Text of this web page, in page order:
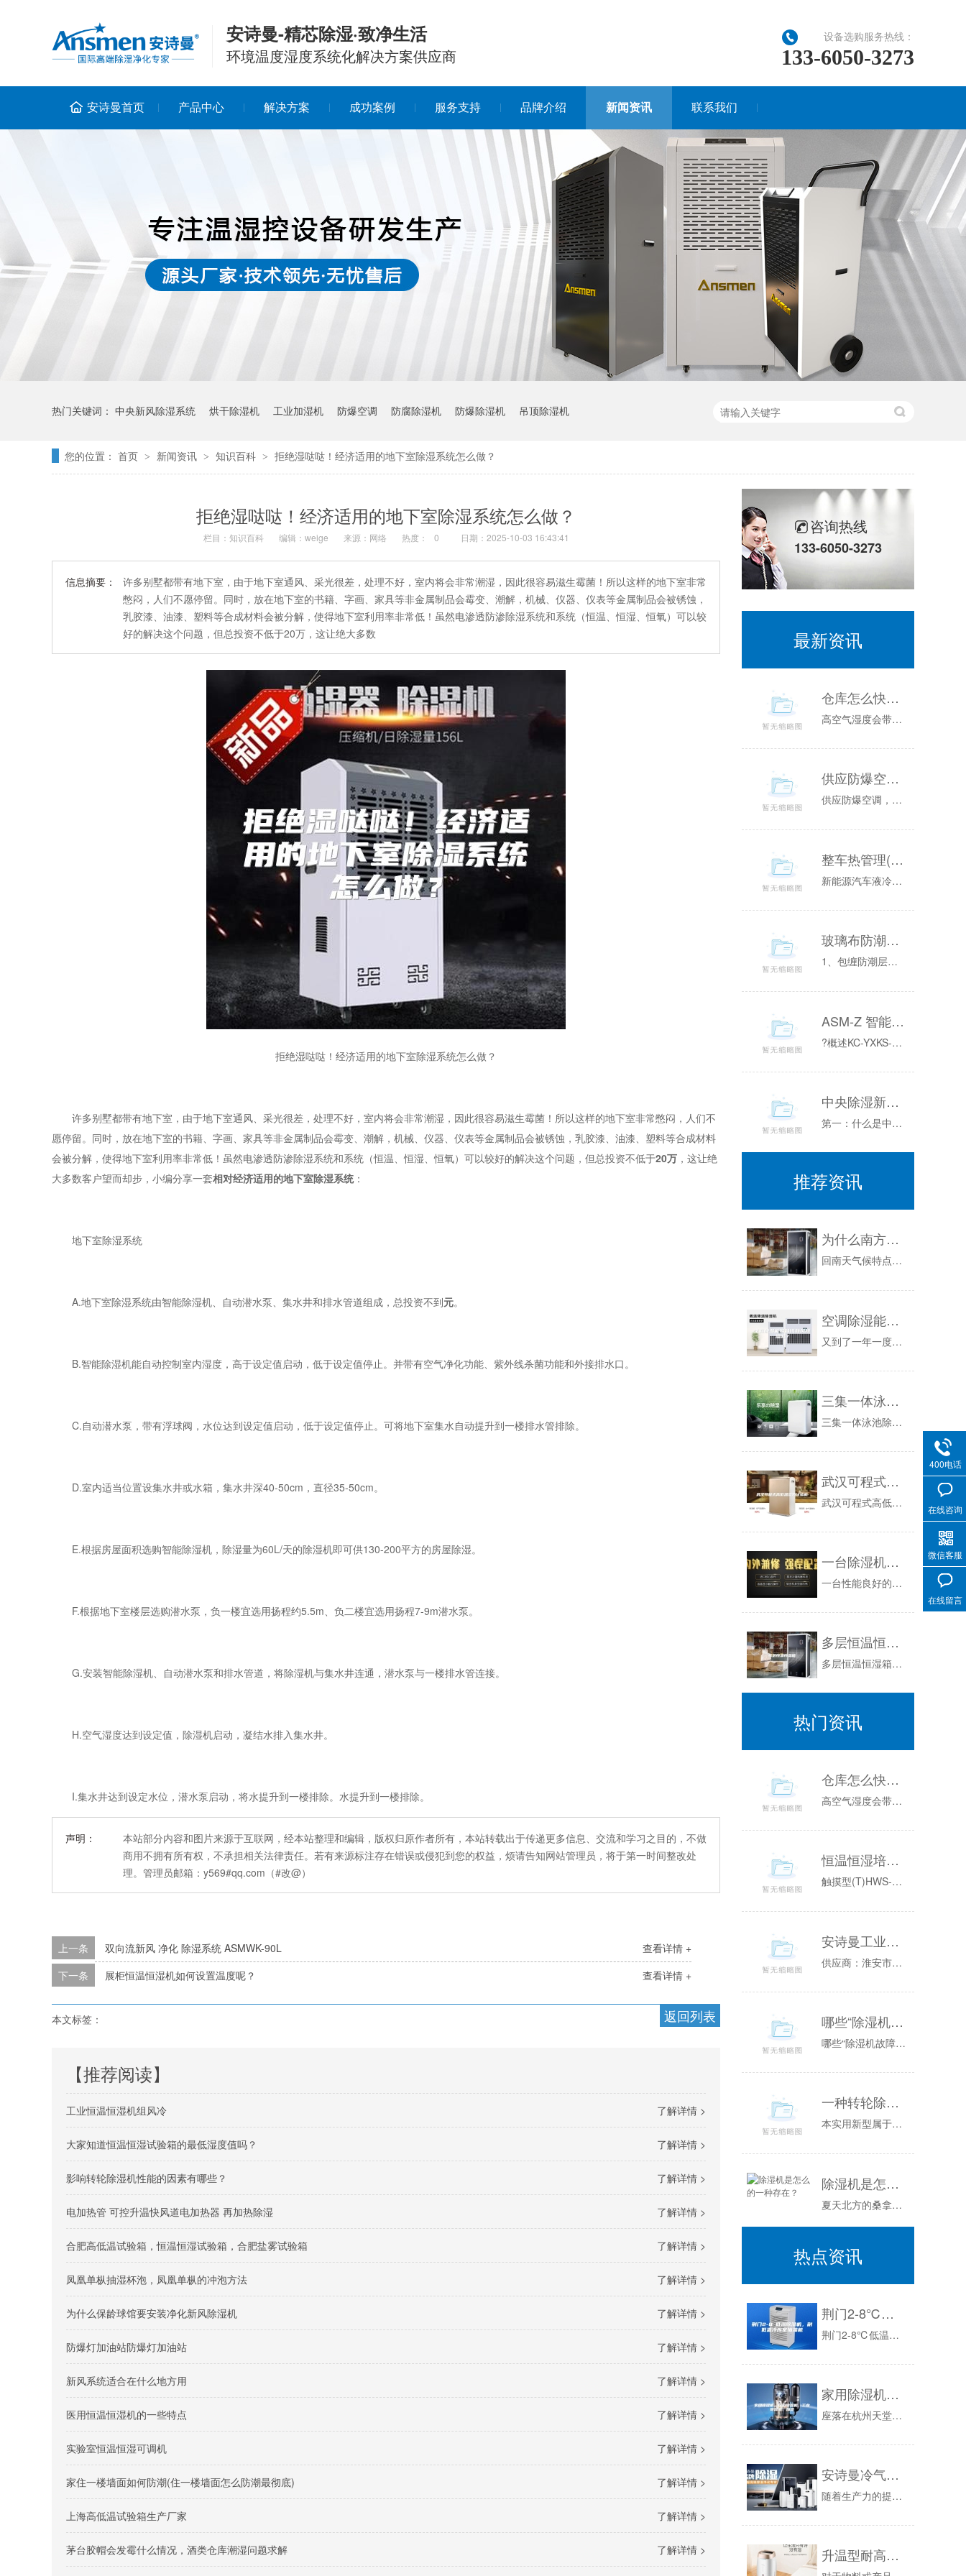
安诗曼-精芯除湿·致净生活
环境温度湿度系统化解决方案供应商
设备选购服务热线：
133-6050-3273
安诗曼首页 产品中心 解决方案 成功案例 服务支持 品牌介绍 新闻资讯 联系我们
热门关键词： 中央新风除湿系统 烘干除湿机 工业加湿机 防爆空调 防腐除湿机 防爆除湿机 吊顶除湿机
您的位置： 首页 > 新闻资讯 > 知识百科 > 拒绝湿哒哒！经济适用的地下室除湿系统怎么做？
拒绝湿哒哒！经济适用的地下室除湿系统怎么做？
栏目： 知识百科 编辑：weige 来源：网络 热度： 0 日期：2025-10-03 16:43:41
信息摘要：
许多别墅都带有地下室，由于地下室通风、采光很差，处理不好，室内将会非常潮湿，因此很容易滋生霉菌！所以这样的地下室非常
憋闷，人们不愿停留。同时，放在地下室的书籍、字画、家具等非金属制品会霉变、潮解，机械、仪器、仪表等金属制品会被锈蚀，
乳胶漆、油漆、塑料等合成材料会被分解，使得地下室利用率非常低！虽然电渗透防渗除湿系统和系统（恒温、恒湿、恒氧）可以较
好的解决这个问题，但总投资不低于20万，这让绝大多数
拒绝湿哒哒！经济适用的地下室除湿系统怎么做？
许多别墅都带有地下室，由于地下室通风、采光很差，处理不好，室内将会非常潮湿，因此很容易滋生霉菌！所以这样的地下室非常憋闷，人们不
愿停留。同时，放在地下室的书籍、字画、家具等非金属制品会霉变、潮解，机械、仪器、仪表等金属制品会被锈蚀，乳胶漆、油漆、塑料等合成材料
会被分解，使得地下室利用率非常低！虽然电渗透防渗除湿系统和系统（恒温、恒湿、恒氧）可以较好的解决这个问题，但总投资不低于20万 ，这让绝
大多数客户望而却步，小编分享一套相对经济适用的地下室除湿系统：
地下室除湿系统
A.地下室除湿系统由智能除湿机、自动潜水泵、集水井和排水管道组成，总投资不到元。
B.智能除湿机能自动控制室内湿度，高于设定值启动，低于设定值停止。并带有空气净化功能、紫外线杀菌功能和外接排水口。
C.自动潜水泵，带有浮球阀，水位达到设定值启动，低于设定值停止。可将地下室集水自动提升到一楼排水管排除。
D.室内适当位置设集水井或水箱，集水井深40-50cm，直径35-50cm。
E.根据房屋面积选购智能除湿机，除湿量为60L/天的除湿机即可供130-200平方的房屋除湿。
F.根据地下室楼层选购潜水泵，负一楼宜选用扬程约5.5m、负二楼宜选用扬程7-9m潜水泵。
G.安装智能除湿机、自动潜水泵和排水管道，将除湿机与集水井连通，潜水泵与一楼排水管连接。
H.空气湿度达到设定值，除湿机启动，凝结水排入集水井。
I.集水井达到设定水位，潜水泵启动，将水提升到一楼排除。水提升到一楼排除。
声明：
本站部分内容和图片来源于互联网，经本站整理和编辑，版权归原作者所有，本站转载出于传递更多信息、交流和学习之目的，不做
商用不拥有所有权，不承担相关法律责任。若有来源标注存在错误或侵犯到您的权益，烦请告知网站管理员，将于第一时间整改处
理。管理员邮箱：y569#qq.com（#改@）
查看详情 +
上一条
双向流新风 净化 除湿系统 ASMWK-90L
查看详情 +
下一条 展柜恒温恒湿机如何设置温度呢？
返回列表
本文标签：
【推荐阅读】
了解详情 >
工业恒温恒湿机组风冷
了解详情 >
大家知道恒温恒湿试验箱的最低湿度值吗？
了解详情 >
影响转轮除湿机性能的因素有哪些？
了解详情 >
电加热管 可控升温快风道电加热器 再加热除湿
了解详情 >
合肥高低温试验箱，恒温恒湿试验箱，合肥盐雾试验箱
了解详情 >
凤凰单枞抽湿杯泡，凤凰单枞的冲泡方法
了解详情 >
为什么保龄球馆要安装净化新风除湿机
了解详情 >
防爆灯加油站防爆灯加油站
了解详情 >
新风系统适合在什么地方用
了解详情 >
医用恒温恒湿机的一些特点
了解详情 >
实验室恒温恒湿可调机
了解详情 >
家住一楼墙面如何防潮(住一楼墙面怎么防潮最彻底)
了解详情 >
上海高低温试验箱生产厂家
了解详情 >
茅台胶帽会发霉什么情况，酒类仓库潮湿问题求解
咨询热线
133-6050-3273
最新资讯
仓库怎么快速除湿 仓库如何除湿
高空气湿度会带来室内湿度问题。当气温升高时，霉菌和细菌就会滋生。这对大家的生产、储存、生活和工作都是非常不利的。应该采取哪些有效措施？如遇连...
供应防爆空调，通化防爆空调厂家
供应防爆空调，通化防爆空调厂家:牌防爆空调在普通空调的基础上增加一些性能，让它成为防爆空调，所以防爆空调的外观和普通空调的外观差不多。主要是...
整车热管理(水冷／液冷高低温热工运行模拟仿真测试台)
新能源汽车液冷电池包热工测试(水冷式电池包热管理仿真分析)随着新能源动力电池发展，国家鼓励高密度、大功率、快速充放电新能源汽车的发展。原有的...
玻璃布防潮层刷TO是什么意思
1、包缠防潮层施工中，如采用聚氨酯保温管、聚乙烯薄膜等防潮材料时，应铺设平整接缝处搭接50mm，搭口用密封剂粘贴密实，防潮层外捆扎牢固。2、...
ASM-Z 智能除湿装置 采用半导体制冷技术
?概述KC-YXKS-Z智能型除湿装置是采用半导体制冷除湿方式,主动将密闭空间的潮湿空气在风扇的作用下吸入除湿风道,空气中的水汽经过半导体制...
中央除湿新风系统你理解的有多少？
第一：什么是中央新风系统？中央新风的传输方式采用置换式，而非空调气体的内循环原理和新旧气体混合的不健康做法，户外的新鲜空气通过负压方式会自动...
推荐资讯
为什么南方独有回南天，潮湿的日子里该怎么办？
回南天气候特点在每年的3月至4月，我国的华南或江南地区会形成一种特有的回南天气候，在此期间天气阴晴不定、非常潮湿，还会有小雨或大雾等现象产生...
空调除湿能够替代新风除湿吗？
又到了一年一度降水多的季节了。相对于往年，今年的雨水量好像格外的多，好多地方甚至都被洪水给淹了。这给人们不仅带来经济上的损失，也带来了健康上...
三集一体泳池除湿热泵系统的运行模式
三集一体泳池除湿热泵可以分为以下几种运行模式：一：降温除湿模式：泳池恒温除湿热泵机组通过吸收室内泳池空气中的热量实现室内环境除湿，同时室外冷...
武汉可程式高低温湿热试验机
武汉可程式高低温湿热试验机系统介绍本系列环境实验箱可为用户检验、检测电子电工元器件、零配件或相关行业的实验部门提供一个模拟环境，为测试数据的...
一台除湿机的诞生
一台性能良好的除湿机从上生产线到出厂要历经28道工序，其中6道关键品质控制岗位，7道品质检查岗位。以DYD-E12A3为例，让我们一起来见证...
多层恒温恒湿箱
多层恒温恒湿箱适用于实验室空间有限，或待测物体积小(手机,IC,电子零组件等)可同时选放两台，温湿度范围大。主要是用于试验材料在各种环境下的...
热门资讯
仓库怎么快速除湿 仓库如何除湿
高空气湿度会带来室内湿度问题。当气温升高时，霉菌和细菌就会滋生。这对大家的生产、储存、生活和工作都是非常不利的。应该采取哪些有效措施？如遇连...
恒温恒湿培养箱（ASM）系列升级款
触摸型(T)HWS-80THWS-150THWS-250T方式强制对流性能使用温度范围无加湿：0~65℃；有加湿：10~65℃温度分辨率0....
安诗曼工业温恒湿试验箱图片／安诗曼工业温恒湿试验箱样板图
供应商：淮安市普咨询电话：联系人：公司简介:淮安市普位于江苏省淮安市，是一家开发、生产各类环境的高科技企业，能够为您提供可靠性测试方面的全套...
哪些“除湿机故障”是正常的？
哪些“除湿机故障”是正常的？由于梅雨季节和夏季的到来，除湿机的使用也越发的频繁，但是在使用过程中，很多朋友总觉得家里的除湿机出现了故障需要修...
一种转轮除湿机组的制作方法
本实用新型属于电器设备技术领域，涉及一种转轮除湿机组。背景技术：除湿装置是用来降低空气中湿度的装置，一般可分为民用除湿机和工业除湿机两大类。...
除湿机是怎么的一种存在？
夏天北方的桑拿天是常客空气湿度大温度高整个人都闷的喘不过气比起桑拿天干晒还算是好受的而南方空气湿都很高空调工作原理舒适一般用“凉爽”这个词来...
热点资讯
荆门2-8℃低温除湿机，耐低温冷库室抽湿机
荆门2-8℃低温除湿机，耐低温冷库室抽湿机冷库低温除湿机2-8℃低温冷库用除湿机新闻资讯：据了解，冷库中的湿度控制问题多年来一直没有得到较好...
家用除湿机、民用除湿机、工业除湿机、加湿
座落在杭州天堂经济开发区，是一家集生产、销售、服务为一体的制造企业。公司目前主要研制开发家用除湿机、民用除湿机、工业除湿机、转轮除湿机、超声...
安诗曼冷气机与中央空调的对比
随着生产力的提升，市场上的机械设备将投入到实战中，同时，在这一场“战争”中，市面上的种种设备花样百出，不切实际，那些吃瓜群众就是最明智的，因...
升温型耐高温除湿机，集加热升温、空气除湿于一体
400电话
在线咨询
微信客服
在线留言